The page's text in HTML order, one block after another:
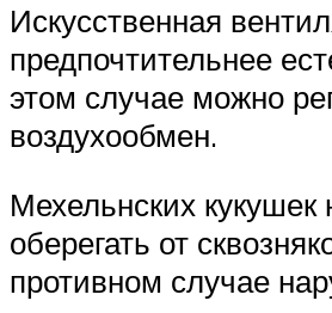
Искусственная
предпочтительнее
этом случае можно
воздухообмен.
Мехельнских
оберегать от
противном случае